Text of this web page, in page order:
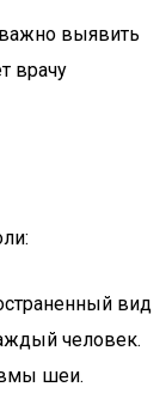
выявить
врачу
вид
человек.
шеи.